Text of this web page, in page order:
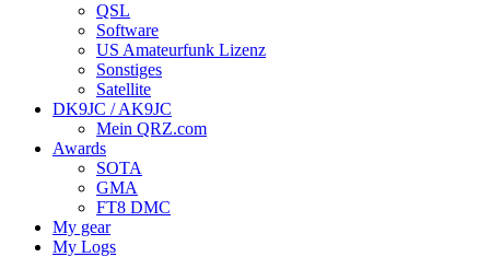
QSL
Software
US Amateurfunk Lizenz
Sonstiges
Satellite
DK9JC / AK9JC
Mein QRZ.com
Awards
SOTA
GMA
FT8 DMC
My gear
My Logs